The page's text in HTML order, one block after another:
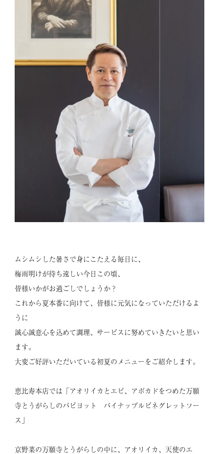
ムシムシした暑さで身にこたえる毎日に、
梅雨明けが待ち遠しい今日この頃、
皆様いかがお過ごしでしょうか？
これから夏本番に向けて、皆様に元気になっていただけるよ
うに
誠心誠意心を込めて調理、サービスに努めていきたいと思い
ます。
大変ご好評いただいている初夏のメニューをご紹介します。
恵比寿本店では「アオリイカとエビ、アボカドをつめた万願
寺とうがらしのパピヨット パイナップルビネグレットソー
ス」
京野菜の万願寺とうがらしの中に、アオリイカ、天使のエ